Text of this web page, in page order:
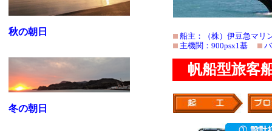
秋の朝日
冬の朝日
船主：（株）伊豆急マ
主機関 ：900psx1基
帆船型旅客